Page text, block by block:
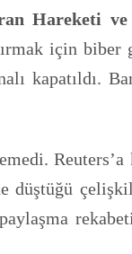
Hareketi
için biber
kapatıldı.
Reuters’a
düştüğü